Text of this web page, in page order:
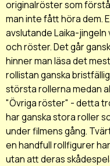
originalröster som
man inte fått höra dem.
avslutande Laika-
och röster. Det går
hinner man läsa det
rollistan ganska
största rollerna medan
"Övriga röster" - detta
har ganska stora roller
under filmens gång.
en handfull rollfigurer
utan att deras